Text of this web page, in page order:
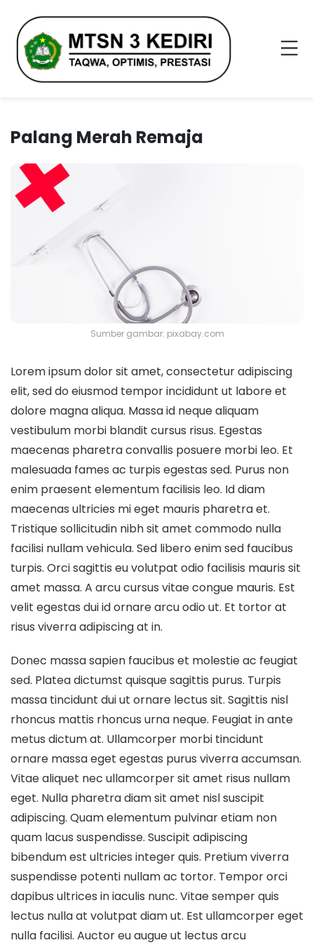
Palang Merah Remaja
Sumber gambar: pixabay.com
Lorem ipsum dolor sit amet, consectetur adipiscing
elit, sed do eiusmod tempor incididunt ut labore et
dolore magna aliqua. Massa id neque aliquam
vestibulum morbi blandit cursus risus. Egestas
maecenas pharetra convallis posuere morbi leo. Et
malesuada fames ac turpis egestas sed. Purus non
enim praesent elementum facilisis leo. Id diam
maecenas ultricies mi eget mauris pharetra et.
Tristique sollicitudin nibh sit amet commodo nulla
facilisi nullam vehicula. Sed libero enim sed faucibus
turpis. Orci sagittis eu volutpat odio facilisis mauris sit
amet massa. A arcu cursus vitae congue mauris. Est
velit egestas dui id ornare arcu odio ut. Et tortor at
risus viverra adipiscing at in.
Donec massa sapien faucibus et molestie ac feugiat
sed. Platea dictumst quisque sagittis purus. Turpis
massa tincidunt dui ut ornare lectus sit. Sagittis nisl
rhoncus mattis rhoncus urna neque. Feugiat in ante
metus dictum at. Ullamcorper morbi tincidunt
ornare massa eget egestas purus viverra accumsan.
Vitae aliquet nec ullamcorper sit amet risus nullam
eget. Nulla pharetra diam sit amet nisl suscipit
adipiscing. Quam elementum pulvinar etiam non
quam lacus suspendisse. Suscipit adipiscing
bibendum est ultricies integer quis. Pretium viverra
suspendisse potenti nullam ac tortor. Tempor orci
dapibus ultrices in iaculis nunc. Vitae semper quis
lectus nulla at volutpat diam ut. Est ullamcorper eget
nulla facilisi. Auctor eu augue ut lectus arcu